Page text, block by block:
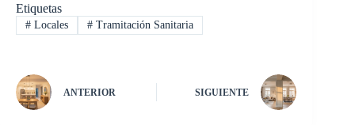
Etiquetas
#Locales #Tramitación Sanitaria
ANTERIOR SIGUIENTE